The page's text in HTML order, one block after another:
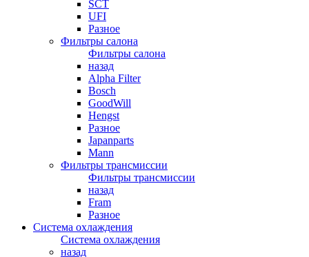
SCT
UFI
Разное
Фильтры салона
Фильтры салона
назад
Alpha Filter
Bosch
GoodWill
Hengst
Разное
Japanparts
Mann
Фильтры трансмиссии
Фильтры трансмиссии
назад
Fram
Разное
Система охлаждения
Система охлаждения
назад